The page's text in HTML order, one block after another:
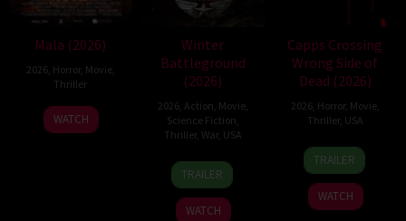
Mala (2026)
2026, Horror, Movie,
Thriller
10
Jul
Trishul
Thejasvi
WATCH
Winter
Battleground
(2026)
2026, Action Movie,
Science Fiction
Thriller, War, USA
7
Apr
2026
David
Christopher
Pitt
TRAILER
WATCH
Capps Crossing
Wrong Side of
Dead (2026)
2026, Horror, Movie,
Thriller, USA
18
Jul
2026
Mike
Stahl
TRAILER
WATCH